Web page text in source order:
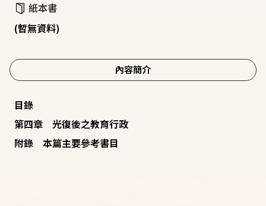
紙本書
(暫無資料)
內容簡介
目錄
第四章 光復後之教育行政
附錄 本篇主要參考書目